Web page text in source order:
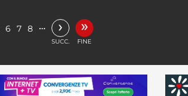
6 7 8 … ›
SUCC.
»
FINE